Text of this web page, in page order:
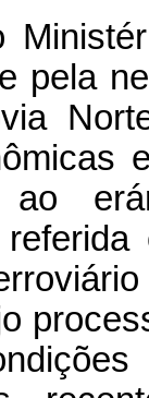
pela